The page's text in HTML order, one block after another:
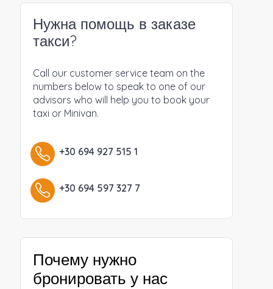
Нужна помощь в заказе
такси?
Call our customer service team on the
numbers below to speak to one of our
advisors who will help you to book your
taxi or Minivan.
+30 694 927 515 1
+30 694 597 327 7
Почему нужно
бронировать у нас